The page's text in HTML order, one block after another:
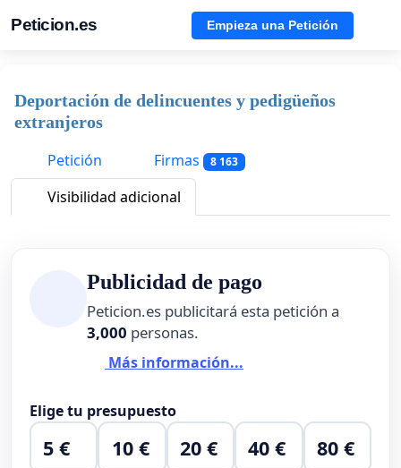
Peticion.es Empieza una Petición
Deportación de delincuentes y pedigüeños
extranjeros
Petición
Firmas 8 163
Visibilidad adicional
Publicidad de pago
Peticion.es publicitará esta petición a
3,000 personas.
Más información...
Elige tu presupuesto
5 € 10 € 20 € 40 € 80 €